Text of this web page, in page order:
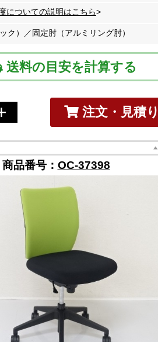
についての説明はこちら>
ック）／固定肘（アルミリング肘）
送料の目安を計算する
注文・見積
商品番号： OC-37398